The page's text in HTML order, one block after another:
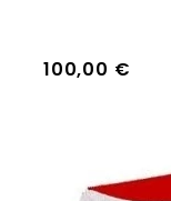
Prezzo
100,00 €